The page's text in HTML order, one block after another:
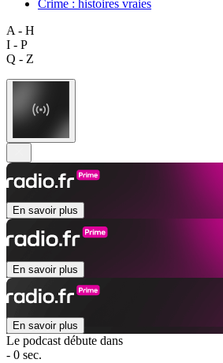
Crime : histoires vraies
A - H
I - P
Q - Z
En savoir plus
En savoir plus
En savoir plus
Le podcast débute dans
- 0 sec.